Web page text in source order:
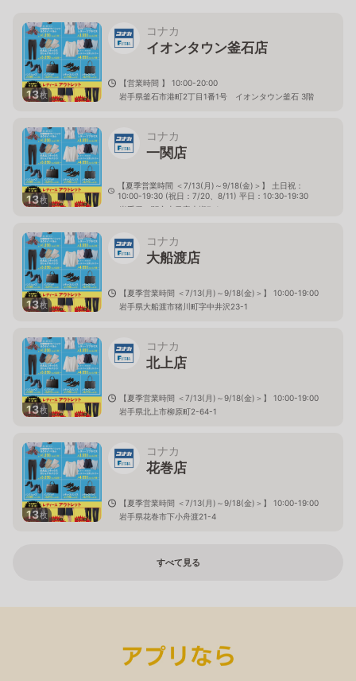
13枚
コナカ
イオンタウン釜石店
【営業時間 】 10:00-20:00
岩手県釜石市港町2丁目1番1号 イオンタウン釜石 3階
13枚
コナカ
一関店
【夏季営業時間 ＜7/13(月)～9/18(金)＞】 土日祝：
10:00-19:30 (祝日：7/20、8/11) 平日：10:30-19:30
岩手県一関市山目字大槻7-1
13枚
コナカ
大船渡店
【夏季営業時間 ＜7/13(月)～9/18(金)＞】 10:00-19:00
岩手県大船渡市猪川町字中井沢23-1
13枚
コナカ
北上店
【夏季営業時間 ＜7/13(月)～9/18(金)＞】 10:00-19:00
岩手県北上市柳原町2-64-1
13枚
コナカ
花巻店
【夏季営業時間 ＜7/13(月)～9/18(金)＞】 10:00-19:00
岩手県花巻市下小舟渡21-4
すべて見る